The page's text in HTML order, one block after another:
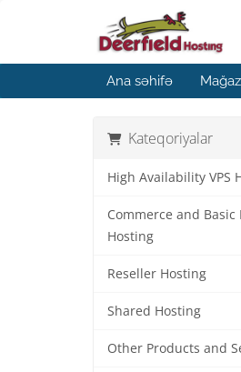
Ana səhifə
Kateqoriyalar
High Availability VPS
Commerce and Basic
Hosting
Reseller Hosting
Shared Hosting
Other Products and